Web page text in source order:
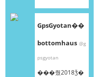
GpsGyotan��
bottomhaus @g
psgyotan
���줬2018ǯ�